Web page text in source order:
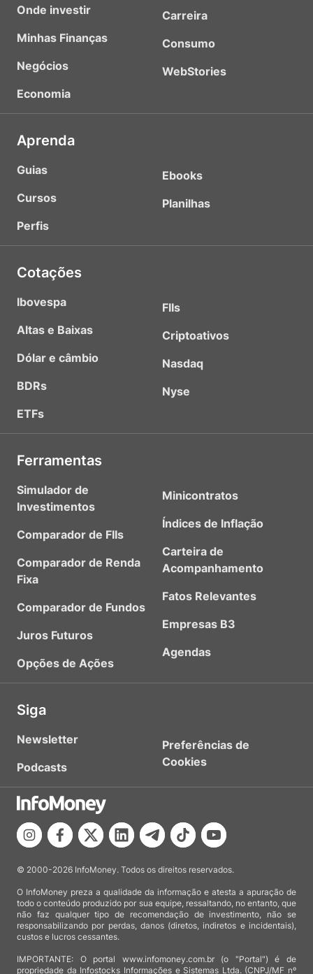
Onde investir
Minhas Finanças
Negócios
Economia
Carreira
Consumo
WebStories
Aprenda
Guias
Cursos
Perfis
Ebooks
Planilhas
Cotações
Ibovespa
Altas e Baixas
Dólar e câmbio
BDRs
ETFs
FIIs
Criptoativos
Nasdaq
Nyse
Ferramentas
Simulador de
Investimentos
Comparador de FIIs
Comparador de Renda
Fixa
Comparador de Fundos
Juros Futuros
Opções de Ações
Minicontratos
Índices de Inflação
Carteira de
Acompanhamento
Fatos Relevantes
Empresas B3
Agendas
Siga
Newsletter
Podcasts
Preferências de
Cookies
© 2000-2026 InfoMoney. Todos os direitos reservados.
O InfoMoney preza a qualidade da informação e atesta a apuração de
todo o conteúdo produzido por sua equipe, ressaltando, no entanto, que
não faz qualquer tipo de recomendação de investimento, não se
responsabilizando por perdas, danos (diretos, indiretos e incidentais),
custos e lucros cessantes.
IMPORTANTE: O portal www.infomoney.com.br (o "Portal") é de
propriedade da Infostocks Informações e Sistemas Ltda. (CNPJ/MF nº